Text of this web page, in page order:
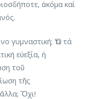
ἀκόμα καί
γυμναστική; Ὅτι τά
εὐεξία, ἡ
τοῦ
τῆς
Ὄχι!